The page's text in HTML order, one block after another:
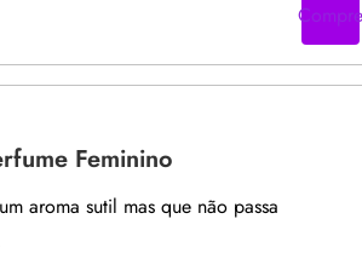
Compre
Feminino
aroma sutil mas que não passa